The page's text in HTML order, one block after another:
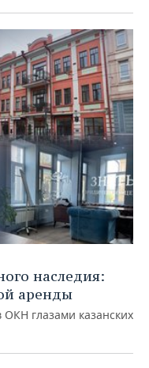
наследия:
аренды
глазами казанских